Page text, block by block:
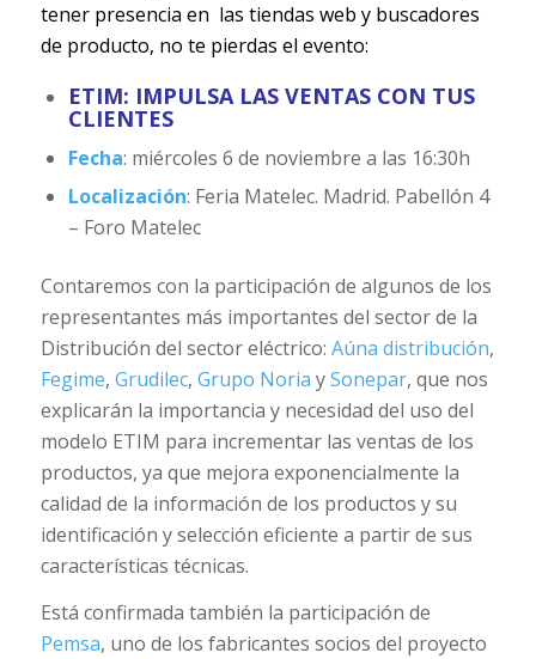
tener presencia en las tiendas web y buscadores
de producto, no te pierdas el evento:
ETIM: IMPULSA LAS VENTAS CON TUS
CLIENTES
Fecha: miércoles 6 de noviembre a las 16:30h
Localización: Feria Matelec. Madrid. Pabellón 4
– Foro Matelec
Contaremos con la participación de algunos de los
representantes más importantes del sector de la
Distribución del sector eléctrico: Aúna distribución,
Fegime, Grudilec, Grupo Noria ySonepar, que nos
explicarán la importancia y necesidad del uso del
modelo ETIM para incrementar las ventas de los
productos, ya que mejora exponencialmente la
calidad de la información de los productos y su
identificación y selección eficiente a partir de sus
características técnicas.
Está confirmada también la participación de
Pemsa, uno de los fabricantes socios del proyecto